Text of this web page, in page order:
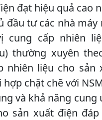
đạt hiệu quả cao
đầu tư các nhà máy
cung cấp nhiên
thường xuyên
nhiên liệu cho sản
chặt chẽ với
và khả năng cung
sản xuất điện